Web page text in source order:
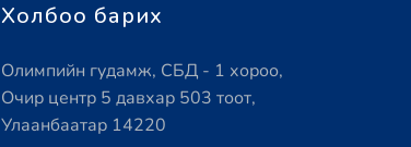
Холбоо барих
Олимпийн гудамж, СБД - 1 хороо,
Очир центр 5 давхар 503 тоот,
Улаанбаатар 14220